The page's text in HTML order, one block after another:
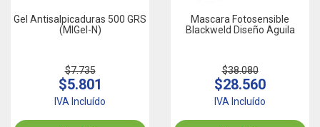
Gel Antisalpicaduras 500 GRS
(MIGel-N)
$7.735
$5.801
IVA Incluído
Mascara Fotosensible
Blackweld Diseño Aguila
$38.080
$28.560
IVA Incluído